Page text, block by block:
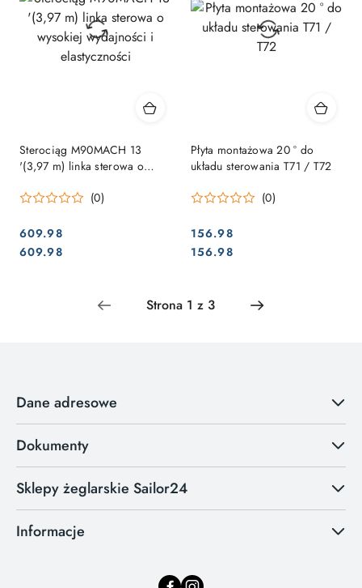
Sterociąg M90MACH 13
'(3,97 m) linka sterowa o
elastyczności (0)
Cena:
609.98
Cena:
609.98
Płyta montażowa 20 ° do
układu sterowania T71 / T72
(0)
Cena:
156.98
Cena:
156.98
Dane adresowe
Dokumenty
Sklepy żeglarskie Sailor24
Informacje